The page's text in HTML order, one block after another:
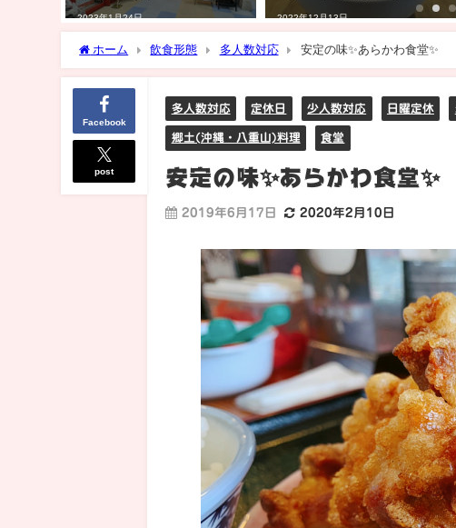
2023年1月24日 2022年12月13日
ホーム 飲食形態 多人数対応 安定の味✨あらかわ食堂✨
Facebook
post
多人数対応 定休日 少人数対応 日曜定休
郷土(沖縄・八重山)料理 食堂
安定の味✨あらかわ食堂✨
2019年6月17日 2020年2月10日